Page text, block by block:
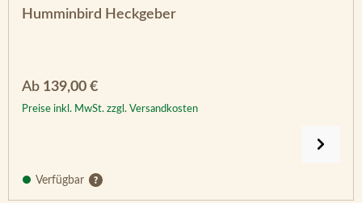
Durchschnittliche Bewertung von 5 von 5 Sternen
Humminbird Heckgeber
Regulärer Preis:
Ab 139,00 €
Preise inkl. MwSt. zzgl. Versandkosten
Verfügbar